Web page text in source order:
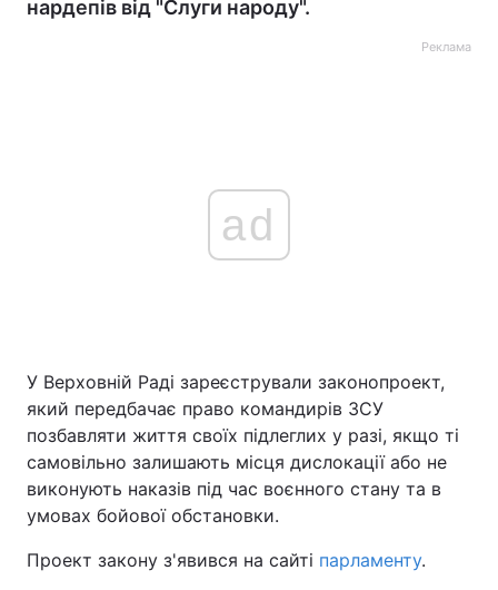
Україна Політика
Економіка
Спорт Наука
Лайт
нардепів від "Слуги народу".
Реклама
ad
У Верховній Раді зареєстрували законопроект,
який передбачає право командирів ЗСУ
позбавляти життя своїх підлеглих у разі, якщо ті
самовільно залишають місця дислокації або не
виконують наказів під час воєнного стану та в
умовах бойової обстановки.
Проект закону з'явився на сайті парламенту.